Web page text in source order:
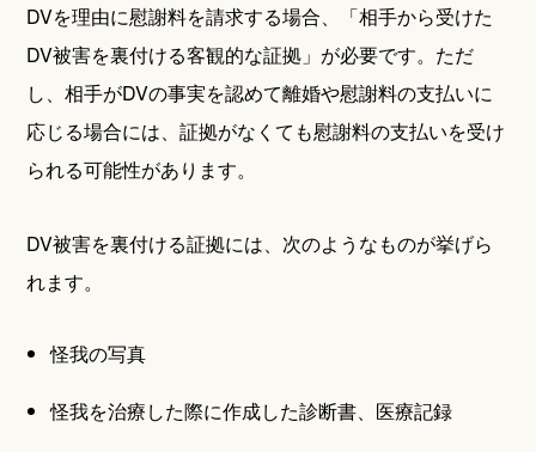
DVを理由に慰謝料を請求する場合、「相手から受けた
DV被害を裏付ける客観的な証拠」が必要です。ただ
し、相手がDVの事実を認めて離婚や慰謝料の支払いに
応じる場合には、証拠がなくても慰謝料の支払いを受け
られる可能性があります。
DV被害を裏付ける証拠には、次のようなものが挙げら
れます。
怪我の写真
怪我を治療した際に作成した診断書、医療記録